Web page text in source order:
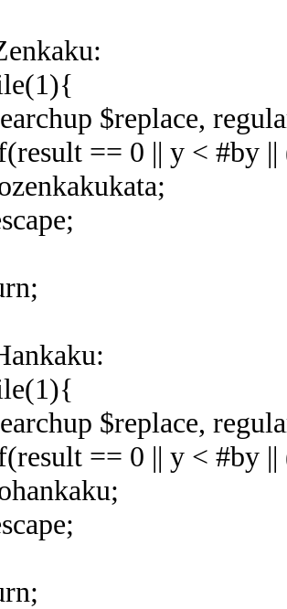
$replace,
== 0 || y < #by
$replace,
== 0 || y < #by